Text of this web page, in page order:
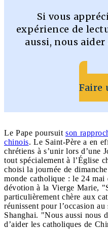
Si vous
expérience de
aussi, nous
Faire
Le Pape poursuit son
chinois. Le Saint-Père a en
chrétiens à s’unir lors d’une
tout spécialement à l’Église
choisi la journée de
monde catholique : le 24
dévotion à la Vierge Marie,
particulièrement chère aux
réunissent pour l’occasion au
Shanghai. "Nous aussi nous
d’aider les catholiques de